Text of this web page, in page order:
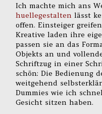
Ich machte mich ans
huellegestaltenlässt
offen. Einsteiger
Kreative laden ihre
passen sie an das
Objekts an und
Schriftzug in einer
schön: Die Bedienung
weitgehend
Dummies wie ich
Gesicht sitzen haben.